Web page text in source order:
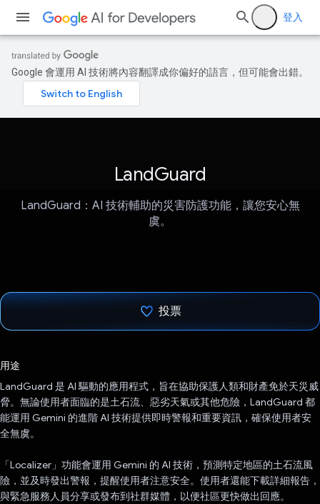
登入
Google 會運用 AI 技術將內容翻譯成你偏好的語言，但可能會出錯。
LandGuard
LandGuard：AI 技術輔助的災害防護功能，讓您安心無
虞。
投票
用途
LandGuard 是 AI 驅動的應用程式，旨在協助保護人類和財產免於天災威
脅。無論使用者面臨的是土石流、惡劣天氣或其他危險，LandGuard 都
能運用 Gemini 的進階 AI 技術提供即時警報和重要資訊，確保使用者安
全無虞。
「Localizer」功能會運用 Gemini 的 AI 技術，預測特定地區的土石流風
險，並及時發出警報，提醒使用者注意安全。使用者還能下載詳細報告，
與緊急服務人員分享或發布到社群媒體，以便社區更快做出回應。